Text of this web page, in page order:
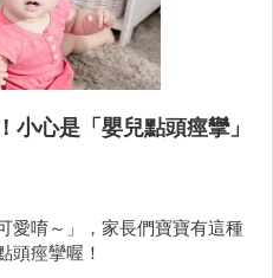
小心是「嬰兒點頭痙攣」
愛唷～」，家長們寶寶有這種
頭痙攣喔！